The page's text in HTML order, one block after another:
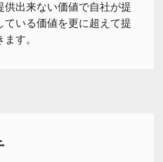
供出来ない価値で自社が提
ている価値を更に超えて提
す。